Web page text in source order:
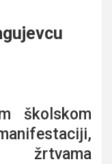
školskom
žrtvama